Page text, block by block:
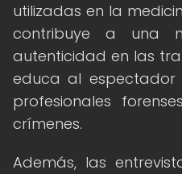
utilizadas en la
contribuye a una
autenticidad en las
educa al
profesionales
crímenes.
Además, las